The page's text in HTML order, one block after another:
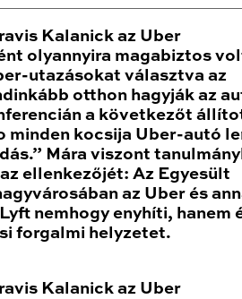
Kalanick az Uber
olyannyira magabiztos
utazásokat választva az
otthon hagyják az
a következőt
minden kocsija Uber-autó
Mára viszont
ellenkezőjét: Az Egyesült
az Uber és
nemhogy enyhíti, hanem
forgalmi helyzetet.
Kalanick az Uber